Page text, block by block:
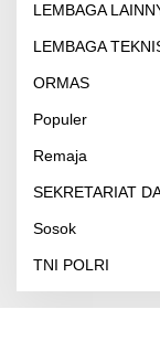
LEMBAGA
LEMBAGA
ORMAS
Populer
Remaja
SEKRETARIAT
Sosok
TNI POLRI